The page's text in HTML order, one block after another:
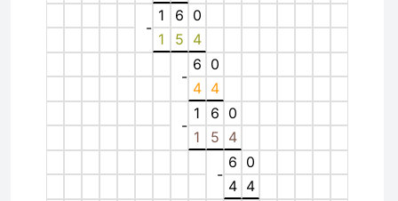
-
1 6 0
1
5 4
-
6 0
4 4
-
1 6 0
1
5 4
-
6 0
4 4